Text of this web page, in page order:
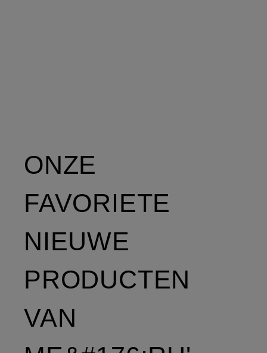
ONZE
FAVORIETE
NIEUWE
PRODUCTEN
VAN